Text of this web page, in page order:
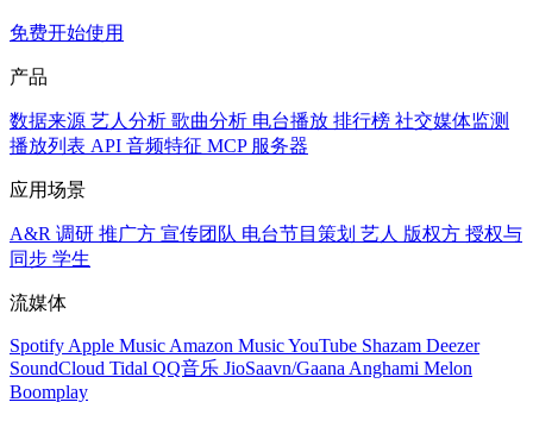
免费开始使用
产品
数据来源 艺人分析 歌曲分析 电台播放 排行榜 社交媒体监测
播放列表 API 音频特征 MCP 服务器
应用场景
A&R 调研 推广方 宣传团队 电台节目策划 艺人 版权方 授权与
同步 学生
流媒体
Spotify Apple Music Amazon MusicYouTube Shazam Deezer
SoundCloud Tidal QQ音乐 JioSaavn/Gaana Anghami Melon
Boomplay